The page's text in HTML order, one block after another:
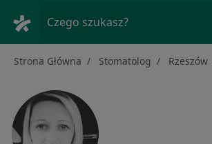
Czego szukasz?
Strona Główna Stomatolog Rzeszów